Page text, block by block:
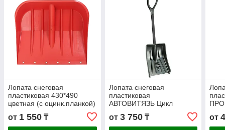
Лопата снеговая
пластиковая 430*490
цветная (с оцинк.планкой)
от 1 550 ₸
Лопата снеговая
пластиковая
АВТОВИТЯЗЬ Цикл
Стандарт с метал,чер. и
V-ручкой (10)
от 3 750₸
ПРО
от